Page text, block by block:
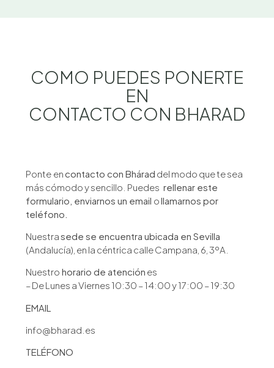
COMO PUEDES PONERTE
EN
CONTACTO CON BHARAD
Ponte encontacto con Bhárad del modo que te sea
más cómodo y sencillo. Puedes rellenar este
formulario, enviarnos un email ollamarnos por
teléfono.
Nuestrasede se encuentra ubicada en Sevilla
(Andalucía), en la céntrica calle Campana, 6, 3ºA.
Nuestro horario de atención es
– De Lunes a Viernes 10:30 – 14:00 y 17:00 – 19:30
EMAIL
info@bharad.es
TELÉFONO